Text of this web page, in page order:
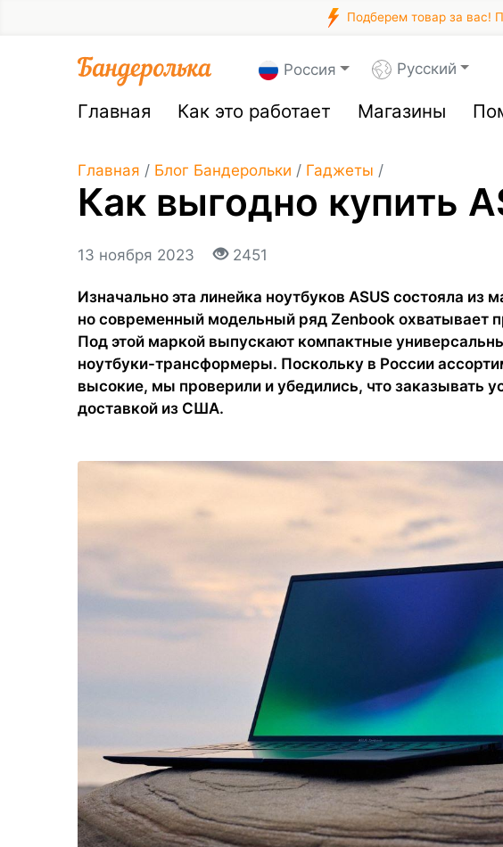
Подберем товар за вас!
Россия Русский
Главная Как это работает Магазины
Главная / Блог Бандерольки / Гаджеты /
Как выгодно купить
13 ноября 2023 2451
Изначально эта линейка ноутбуков ASUS состояла из
но современный модельный ряд Zenbook охватывает
Под этой маркой выпускают компактные
ноутбуки-трансформеры. Поскольку в России
высокие, мы проверили и убедились, что заказывать
доставкой из США.